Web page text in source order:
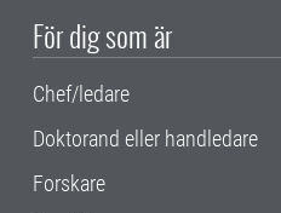
För dig som är
Chef/ledare
Doktorand eller handledare
Forskare